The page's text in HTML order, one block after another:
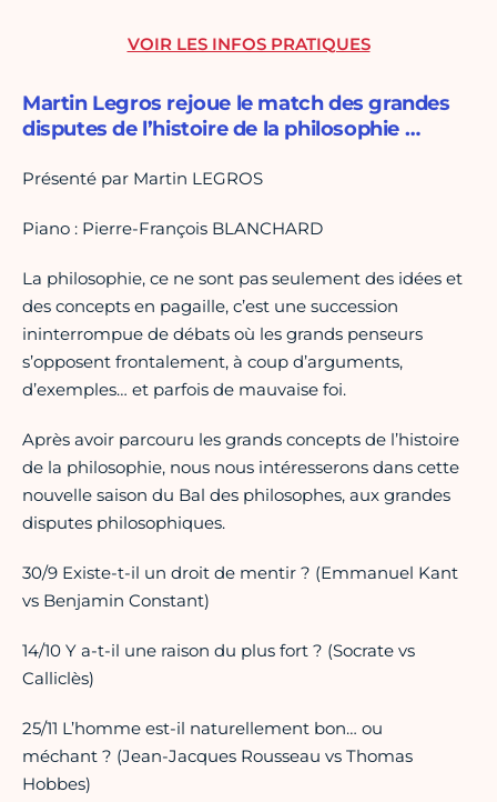
Martin Legros rejoue le match des grandes
disputes de l’histoire de la philosophie …
Présenté par Martin LEGROS
Piano : Pierre-François BLANCHARD
La philosophie, ce ne sont pas seulement des idées et
des concepts en pagaille, c’est une succession
ininterrompue de débats où les grands penseurs
s’opposent frontalement, à coup d’arguments,
d’exemples… et parfois de mauvaise foi.
Après avoir parcouru les grands concepts de l’histoire
de la philosophie, nous nous intéresserons dans cette
nouvelle saison du Bal des philosophes, aux grandes
disputes philosophiques.
30/9 Existe-t-il un droit de mentir ? (Emmanuel Kant
vs Benjamin Constant)
14/10 Y a-t-il une raison du plus fort ? (Socrate vs
Calliclès)
25/11 L’homme est-il naturellement bon… ou
méchant ? (Jean-Jacques Rousseau vs Thomas
Hobbes)
VOIR LES INFOS PRATIQUES